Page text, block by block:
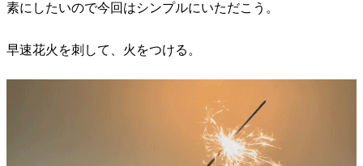
素にしたいので今回はシンプルにいただこう。
早速花火を刺して、火をつける。